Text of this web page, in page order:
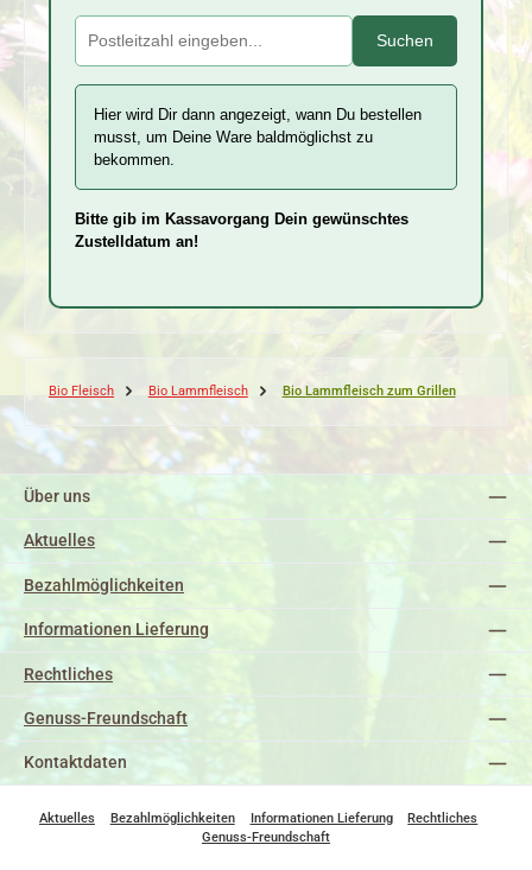
Suchen
Hier wird Dir dann angezeigt, wann Du bestellen
musst, um Deine Ware baldmöglichst zu
bekommen.
Bitte gib im Kassavorgang Dein gewünschtes
Zustelldatum an!
Bio Fleisch Bio Lammfleisch Bio Lammfleisch zum Grillen
Über uns
Aktuelles
Bezahlmöglichkeiten
Informationen Lieferung
Rechtliches
Genuss-Freundschaft
Kontaktdaten
Aktuelles Bezahlmöglichkeiten Informationen Lieferung
Rechtliches
Genuss-Freundschaft